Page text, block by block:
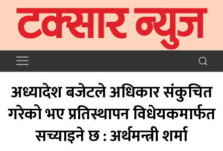
अध्यादेश बजेटले अधिकार संकुचित
गरेको भए प्रतिस्थापन विधेयकमार्फत
सच्याइने छ : अर्थमन्त्री शर्मा